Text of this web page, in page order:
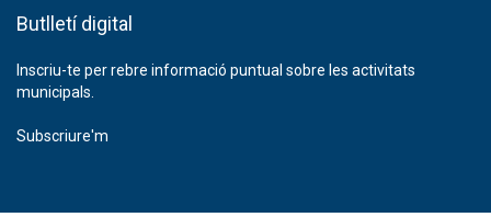
Butlletí digital
Inscriu-te per rebre informació puntual sobre les activitats
municipals.
Subscriure'm